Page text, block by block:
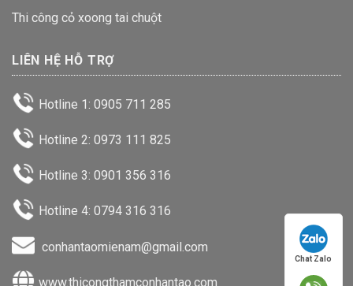
Thi công cỏ xoong tai chuột
LIÊN HỆ HỖ TRỢ
Hotline 1: 0905 711 285
Hotline 2: 0973 111 825
Hotline 3: 0901 356 316
Hotline 4: 0794 316 316
conhantaomienam@gmail.com
www.thicongthamconhantao.com
Chat Zalo